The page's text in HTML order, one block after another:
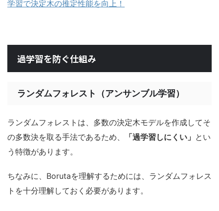
学習で決定木の推定性能を向上！
過学習を防ぐ仕組み
ランダムフォレスト（アンサンブル学習）
ランダムフォレストは、多数の決定木モデルを作成してそ
の多数決を取る手法であるため、
「過学習しにくい」 とい
う特徴があります。
ちなみに、Borutaを理解するためには、ランダムフォレス
トを十分理解しておく必要があります。